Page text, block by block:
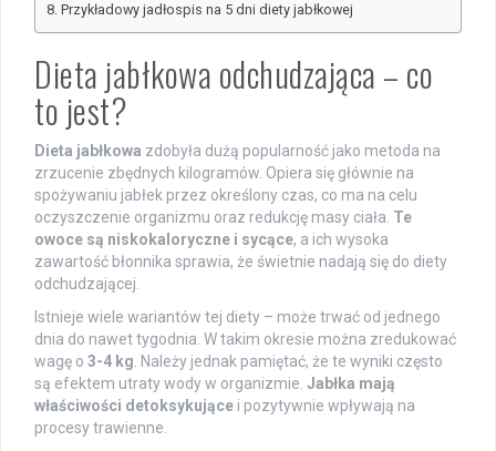
Przykładowy jadłospis na 5 dni diety jabłkowej
Dieta jabłkowa odchudzająca – co
to jest?
Dieta jabłkowa zdobyła dużą popularność jako metoda na
zrzucenie zbędnych kilogramów. Opiera się głównie na
spożywaniu jabłek przez określony czas, co ma na celu
oczyszczenie organizmu oraz redukcję masy ciała. Te
owoce są niskokaloryczne i sycące, a ich wysoka
zawartość błonnika sprawia, że świetnie nadają się do diety
odchudzającej.
Istnieje wiele wariantów tej diety – może trwać od jednego
dnia do nawet tygodnia. W takim okresie można zredukować
wagę o 3-4 kg . Należy jednak pamiętać, że te wyniki często
są efektem utraty wody w organizmie. Jabłka mają
właściwości detoksykujące i pozytywnie wpływają na
procesy trawienne.